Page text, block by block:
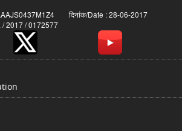
दिनांक/Date : 28-06-2017
/ 2017 / 0172577